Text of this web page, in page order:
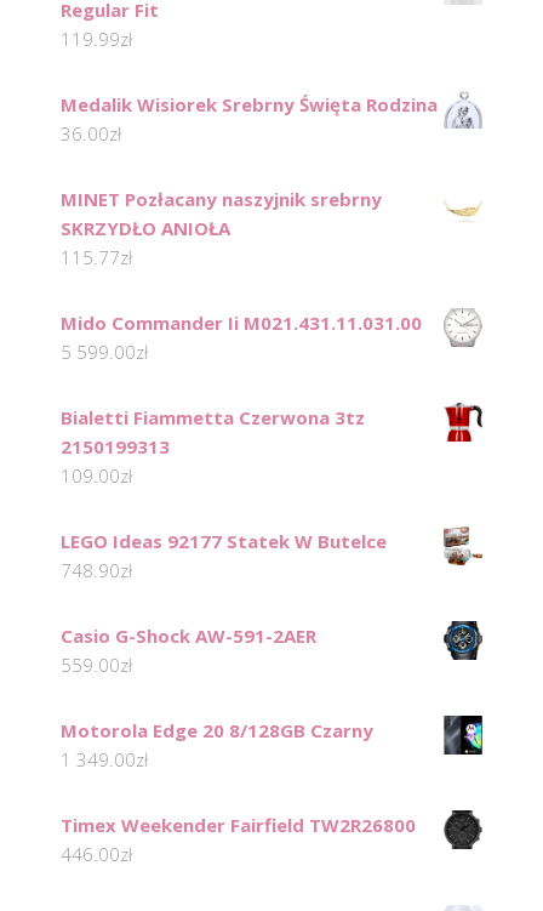
Regular Fit
119.99zł
Medalik Wisiorek Srebrny Święta Rodzina
36.00zł
MINET Pozłacany naszyjnik srebrny
SKRZYDŁO ANIOŁA
115.77zł
Mido Commander Ii M021.431.11.031.00
5 599.00zł
Bialetti Fiammetta Czerwona 3tz
2150199313
109.00zł
LEGO Ideas 92177 Statek W Butelce
748.90zł
Casio G-Shock AW-591-2AER
559.00zł
Motorola Edge 20 8/128GB Czarny
1 349.00zł
Timex Weekender Fairfield TW2R26800
446.00zł